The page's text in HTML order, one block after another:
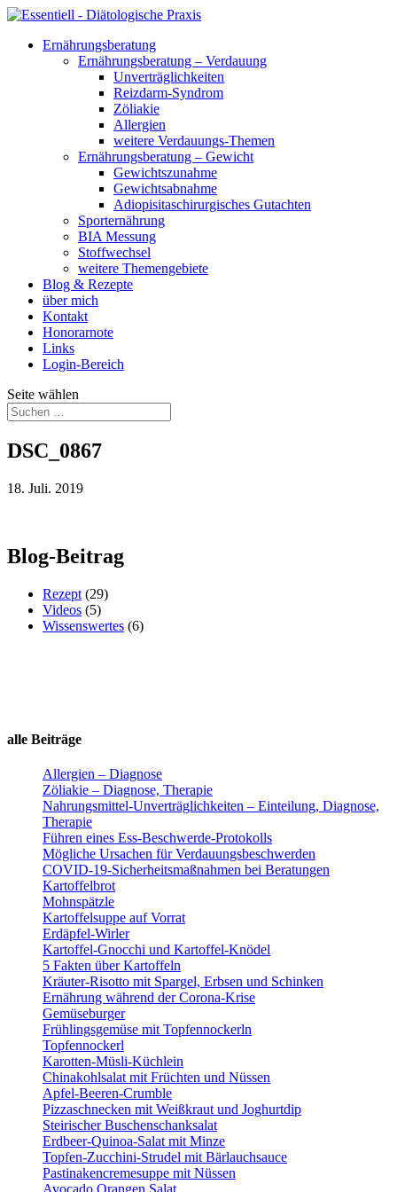
Ernährungsberatung
Ernährungsberatung – Verdauung
Unverträglichkeiten
Reizdarm-Syndrom
Zöliakie
Allergien
weitere Verdauungs-Themen
Ernährungsberatung – Gewicht
Gewichtszunahme
Gewichtsabnahme
Adiopisitaschirurgisches Gutachten
Sporternährung
BIA Messung
Stoffwechsel
weitere Themengebiete
Blog & Rezepte
über mich
Kontakt
Honorarnote
Links
Login-Bereich
Seite wählen
DSC_0867
18. Juli. 2019
Blog-Beitrag
Rezept (29)
Videos (5)
Wissenswertes (6)
alle Beiträge
Allergien – Diagnose
Zöliakie – Diagnose, Therapie
Nahrungsmittel-Unverträglichkeiten – Einteilung, Diagnose,
Therapie
Führen eines Ess-Beschwerde-Protokolls
Mögliche Ursachen für Verdauungsbeschwerden
COVID-19-Sicherheitsmaßnahmen bei Beratungen
Kartoffelbrot
Mohnspätzle
Kartoffelsuppe auf Vorrat
Erdäpfel-Wirler
Kartoffel-Gnocchi und Kartoffel-Knödel
5 Fakten über Kartoffeln
Kräuter-Risotto mit Spargel, Erbsen und Schinken
Ernährung während der Corona-Krise
Gemüseburger
Frühlingsgemüse mit Topfennockerln
Topfennockerl
Karotten-Müsli-Küchlein
Chinakohlsalat mit Früchten und Nüssen
Apfel-Beeren-Crumble
Pizzaschnecken mit Weißkraut und Joghurtdip
Steirischer Buschenschanksalat
Erdbeer-Quinoa-Salat mit Minze
Topfen-Zucchini-Strudel mit Bärlauchsauce
Pastinakencremesuppe mit Nüssen